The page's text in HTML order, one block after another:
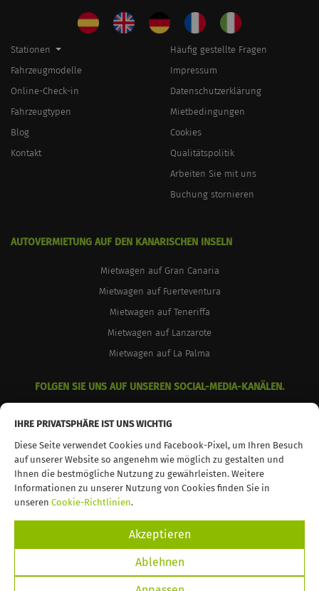
IHRE PRIVATSPHÄRE IST UNS WICHTIG
Diese Seite verwendet Cookies und Facebook-Pixel, um Ihren Besuch
auf unserer Website so angenehm wie möglich zu gestalten und
Ihnen die bestmögliche Nutzung zu gewährleisten. Weitere
Informationen zu unserer Nutzung von Cookies finden Sie in
unseren Cookie-Richtlinien.
Akzeptieren
Ablehnen
Stationen
Fahrzeugmodelle
Online-Check-in
Fahrzeugtypen
Blog
Kontakt
Häufig gestellte Fragen
Impressum
Datenschutzerklärung
Mietbedingungen
Cookies
Qualitätspolitik
Arbeiten Sie mit uns
Buchung stornieren
AUTOVERMIETUNG AUF DEN KANARISCHEN INSELN
Mietwagen auf Gran Canaria
Mietwagen auf Fuerteventura
Mietwagen auf Teneriffa
Mietwagen auf Lanzarote
Mietwagen auf La Palma
FOLGEN SIE UNS AUF UNSEREN SOCIAL-MEDIA-KANÄLEN.
© 2026 TopCar. Alle Rechte vorbehalten